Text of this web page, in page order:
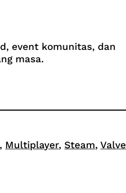
event komunitas, dan
masa.
, Multiplayer, Steam, Valve